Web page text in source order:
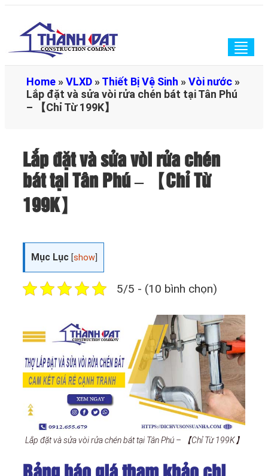
Home »VLXD »Thiết Bị Vệ Sinh »Vòi nước »
Lắp đặt và sửa vòi rửa chén bát tại Tân Phú
– 【Chỉ Từ 199K】
Lắp đặt và sửa vòi rửa chén
bát tại Tân Phú – 【Chỉ Từ
199K】
Mục Lục [show
5/5 - (10 bình chọn)
Lắp đặt và sửa vòi rửa chén bát tại Tân Phú – 【Chỉ Từ 199K】